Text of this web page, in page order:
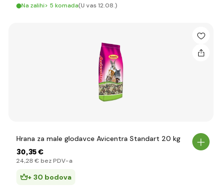
Na zalihi> 5 komada(U vas 12.08.)
Hrana za male glodavce Avicentra Standart 20 kg
30,35 €
24,28 € bez PDV-a
+ 30 bodova